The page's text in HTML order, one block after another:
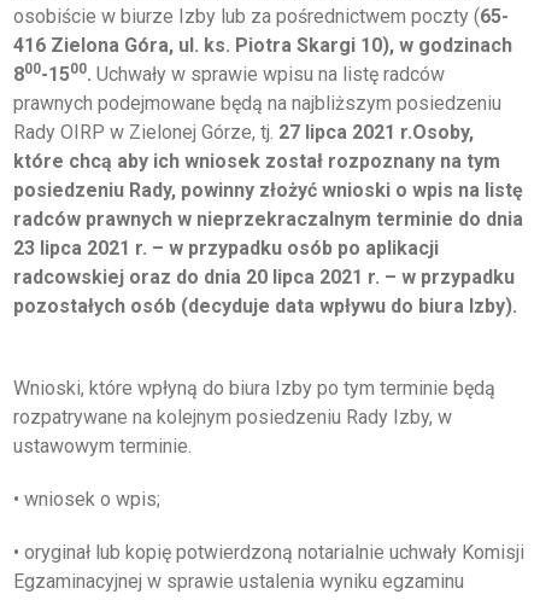
KONTAKT
EGZAMINY PRAWNICZE
O IZBIE
DLA RADCÓW
DLA APLIKANTÓW
KLUB SENIORA
PRAWNA
osobiście w biurze Izby lub za pośrednictwem poczty (65-
416 Zielona Góra, ul. ks. Piotra Skargi 10), w godzinach
800-1500. Uchwały w sprawie wpisu na listę radców
prawnych podejmowane będą na najbliższym posiedzeniu
Rady OIRP w Zielonej Górze, tj. 27 lipca 2021 r.Osoby,
które chcą aby ich wniosek został rozpoznany na tym
posiedzeniu Rady, powinny złożyć wnioski o wpis na listę
radców prawnych w nieprzekraczalnym terminie do dnia
23 lipca 2021 r. – w przypadku osób po aplikacji
radcowskiej oraz do dnia 20 lipca 2021 r. – w przypadku
pozostałych osób (decyduje data wpływu do biura Izby).
Wnioski, które wpłyną do biura Izby po tym terminie będą
rozpatrywane na kolejnym posiedzeniu Rady Izby, w
ustawowym terminie.
• wniosek o wpis;
• oryginał lub kopię potwierdzoną notarialnie uchwały Komisji
Egzaminacyjnej w sprawie ustalenia wyniku egzaminu